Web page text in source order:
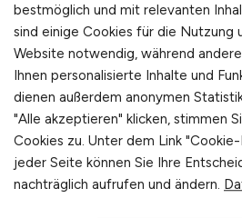
Für Arbeitgeber
Stellenanzeigen schalten
Mediadaten & Konditionen
Arbeitgeber Seite
Arbeitgeber Kontakt
Karrierenetzwerk
bestmöglich und mit relevanten
sind einige Cookies für die Nutzung
Website notwendig, während
Ihnen personalisierte Inhalte und
dienen außerdem anonymen
"Alle akzeptieren" klicken, stimmen
Cookies zu. Unter dem Link
jeder Seite können Sie Ihre
nachträglich aufrufen und ändern.